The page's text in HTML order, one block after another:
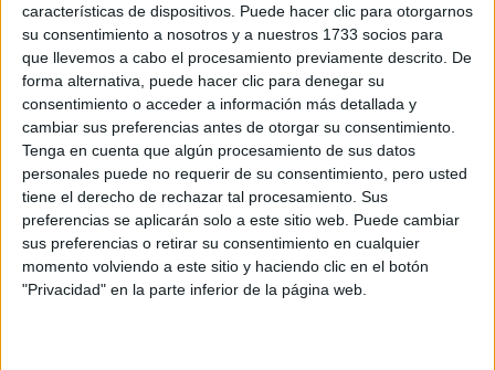
características de dispositivos. Puede hacer clic para otorgarnos
su consentimiento a nosotros y a nuestros 1733 socios para
que llevemos a cabo el procesamiento previamente descrito. De
forma alternativa, puede hacer clic para denegar su
consentimiento o acceder a información más detallada y
cambiar sus preferencias antes de otorgar su consentimiento.
Tenga en cuenta que algún procesamiento de sus datos
personales puede no requerir de su consentimiento, pero usted
tiene el derecho de rechazar tal procesamiento. Sus
preferencias se aplicarán solo a este sitio web. Puede cambiar
sus preferencias o retirar su consentimiento en cualquier
momento volviendo a este sitio y haciendo clic en el botón
"Privacidad" en la parte inferior de la página web.
F1
Fórmula E
F2 / F3 / F4
Resistencia
Indycar
Otros
Producto
Producto
Web pensada para poder ofrecer diferentes
productos propios y ajenos para que los
aficionados los puedan adquirir